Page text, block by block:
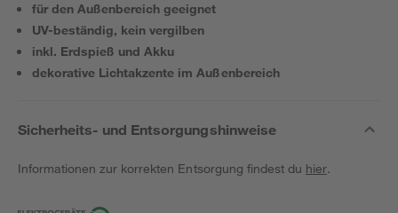
für den Außenbereich geeignet
UV-beständig, kein vergilben
inkl. Erdspieß und Akku
dekorative Lichtakzente im Außenbereich
Sicherheits- und Entsorgungshinweise
Informationen zur korrekten Entsorgung findest du hier.